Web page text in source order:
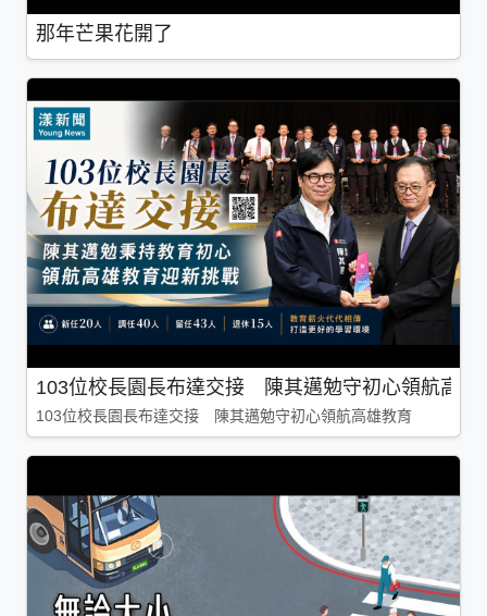
那年芒果花開了
103位校長園長布達交接 陳其邁勉守初心領航高雄
103位校長園長布達交接 陳其邁勉守初心領航高雄教育